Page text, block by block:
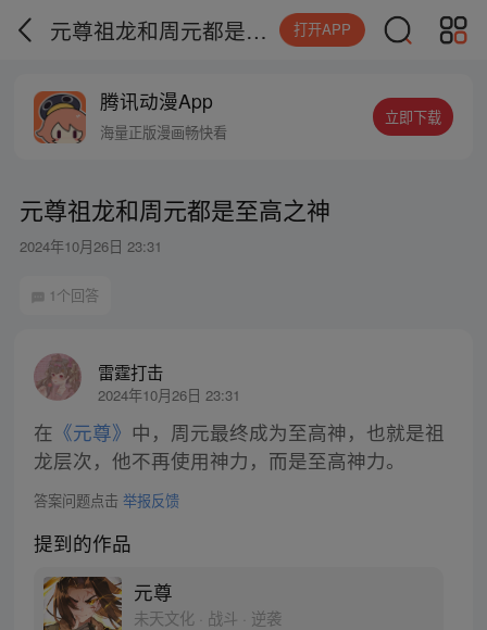
元尊祖龙和周元都是至高之神 打开APP
腾讯动漫App
海量正版漫画畅快看
立即下载
元尊祖龙和周元都是至高之神
2024年10月26日 23:31
1个回答
雷霆打击
2024年10月26日 23:31
在 《元尊》 中，周元最终成为至高神，也就是祖
龙层次，他不再使用神力，而是至高神力。
答案问题点击 举报反馈
提到的作品
元尊
未天文化 · 战斗 · 逆袭